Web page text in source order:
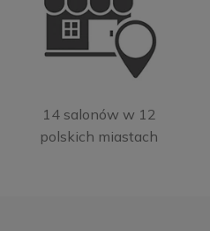
14 salonów w 12
polskich miastach